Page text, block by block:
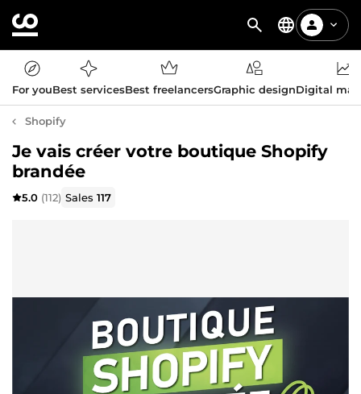
For youBest servicesBest freelancersGraphic designDigital
Shopify
Je vais créer votre boutique Shopify
brandée
5.0 (112) Sales117